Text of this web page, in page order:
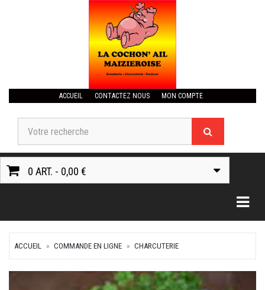
ACCUEIL CONTACTEZ NOUS MON COMPTE
0 ART. - 0,00 €
ACCUEIL COMMANDE EN LIGNE CHARCUTERIE